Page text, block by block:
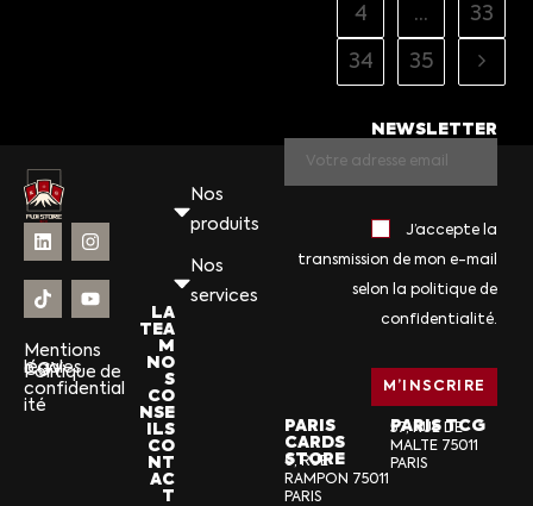
4 … 33
34 35
Mentions
légales
CGV
Politique de
confidential
ité
Nos
produits
Nos
services
LA
TEA
M
NO
S
CO
NSE
ILS
CO
NT
AC
T
NEWSLETTER
J’accepte la
transmission de mon e-mail
selon la politique de
confidentialité.
PARIS
CARDS
STORE
6, RUE
RAMPON 75011
PARIS
PARIS TCG
57, RUE DE
MALTE 75011
PARIS